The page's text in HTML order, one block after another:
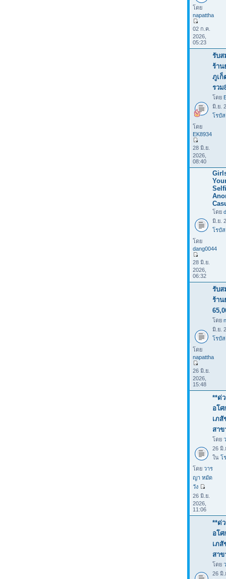
โดย
napattha
02 ก.ค.
2026,
05:23
รับส
ร้าน
ภูเก็
รวม
โดย
มิ.ย.
โรบั
โดย
EK8934
28 มิ.ย.
2026,
08:40
โดย
มิ.ย.
โรบั
โดย
dang0044
28 มิ.ย.
2026,
06:32
รับส
ร้าน
โดย
มิ.ย.
โรบั
โดย
napattha
26 มิ.ย.
2026,
15:48
**ด่
อโ
เภสั
สาข
โดย
26 มิ.
ใน โ
โดย วาร
ญา หมัด
วัง
26 มิ.ย.
2026,
11:06
**ด่
อโ
เภสั
สาข
โดย
26 มิ.